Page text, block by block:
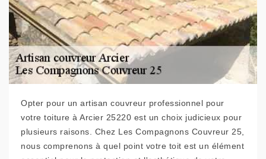
Opter pour un artisan couvreur professionnel pour
votre toiture à Arcier 25220 est un choix judicieux pour
plusieurs raisons. Chez Les Compagnons Couvreur 25,
nous comprenons à quel point votre toit est un élément